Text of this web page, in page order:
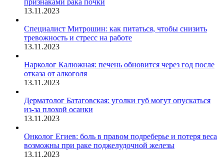
13.11.2023
Специалист Митрошин: как питаться, чтобы снизить
тревожность и стресс на работе
13.11.2023
Нарколог Калюжная: печень обновится через год после
отказа от алкоголя
13.11.2023
Дерматолог Батаговская: уголки губ могут опускаться
из-за плохой осанки
13.11.2023
Онколог Егиев: боль в правом подреберье и потеря веса
возможны при раке поджелудочной железы
13.11.2023